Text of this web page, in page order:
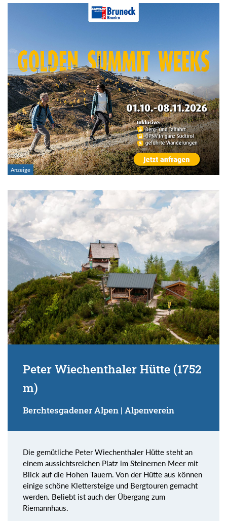
Im Hüttenarchiv suchen
Region:
Gebirge:
Hütten-Typ:
Übernachtung:
Suchbegriff:
Peter Wiechenthaler Hütte (1752
m)
Berchtesgadener Alpen | Alpenverein
Die gemütliche Peter Wiechenthaler Hütte steht an
einem aussichtsreichen Platz im Steinernen Meer mit
Blick auf die Hohen Tauern. Von der Hütte aus können
einige schöne Klettersteige und Bergtouren gemacht
werden. Beliebt ist auch der Übergang zum
Riemannhaus.